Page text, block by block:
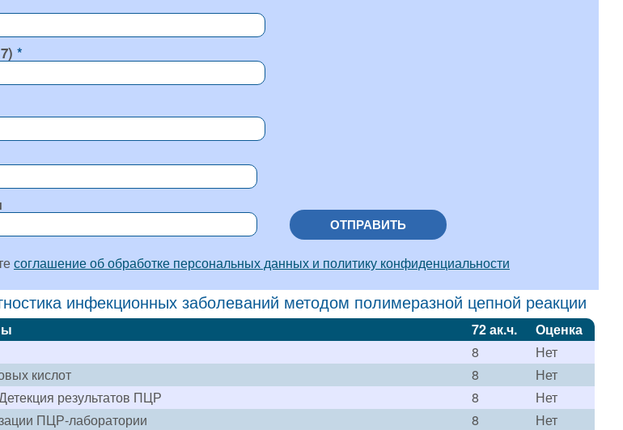
ОТПРАВИТЬ
соглашение об обработке персональных данных и политику конфиденциальности
инфекционных заболеваний методом полимеразной цепной реакции
72 ак.ч.
Оценка
8
Нет
кислот 8
Нет
результатов ПЦР 8
Нет
ПЦР-лаборатории 8
Нет